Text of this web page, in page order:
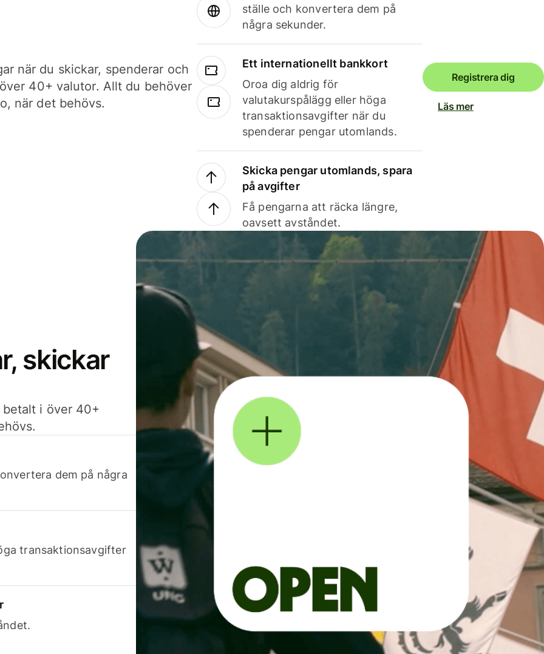
när du skickar, spenderar och
40+ valutor. Allt du behöver
när det behövs.
ställe och konvertera dem på
några sekunder.
Ett internationellt bankkort
Oroa dig aldrig för
valutakurspålägg eller höga
transaktionsavgifter när du
spenderar pengar utomlands.
Skicka pengar utomlands, spara
på avgifter
Få pengarna att räcka längre,
oavsett avståndet.
Registrera dig
Läs mer
skickar
betalt i över 40+
dem på några
transaktionsavgifter